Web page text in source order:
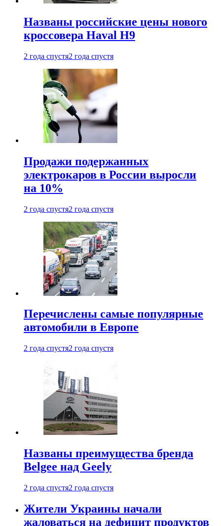
Названы российские цены нового
кроссовера Haval H9
2 года спустя2 года спустя
Продажи подержанных
электрокаров в России выросли
на 10%
2 года спустя2 года спустя
Перечислены самые популярные
автомобили в Европе
2 года спустя2 года спустя
Названы преимущества бренда
Belgee над Geely
2 года спустя2 года спустя
Жители Украины начали
жаловаться на дефицит продуктов